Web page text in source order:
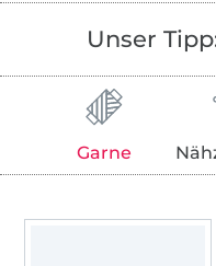
Unser
Garne